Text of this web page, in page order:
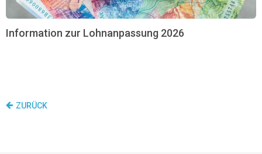
Information zur Lohnanpassung 2026
ZURÜCK